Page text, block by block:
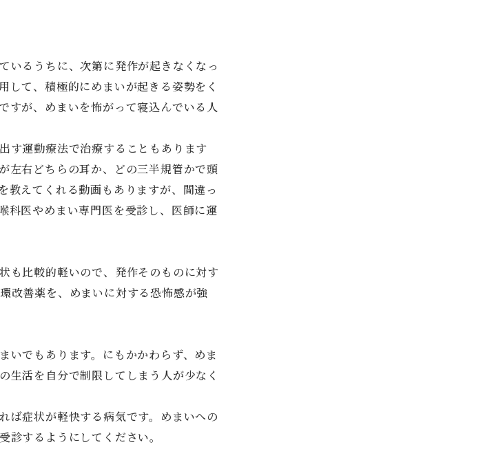
いるうちに、次第に発作が起きなくなっ
して、積極的にめまいが起きる姿勢をく
すが、めまいを怖がって寝込んでいる人
す運動療法で治療することもあります
左右どちらの耳か、どの三半規管かで頭
教えてくれる動画もありますが、間違っ
科医やめまい専門医を受診し、医師に運
も比較的軽いので、発作そのものに対す
改善薬を、めまいに対する恐怖感が強
いでもあります。にもかかわらず、めま
生活を自分で制限してしまう人が少なく
ば症状が軽快する病気です。めまいへの
するようにしてください。